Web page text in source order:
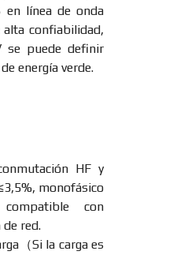
en línea de onda
confiabilidad,
se puede definir
energía verde.
HF y
monofásico
con
red.
（Si la carga es